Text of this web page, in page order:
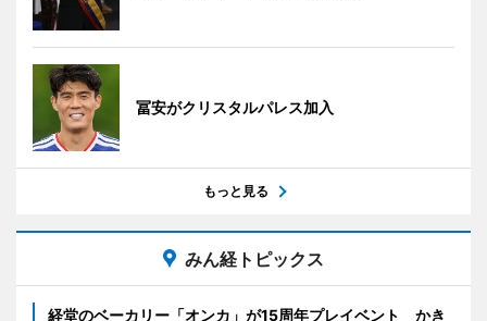
冨安がクリスタルパレス加入
もっと見る
みん経トピックス
経堂のベーカリー「オンカ」が15周年プレイベント かき